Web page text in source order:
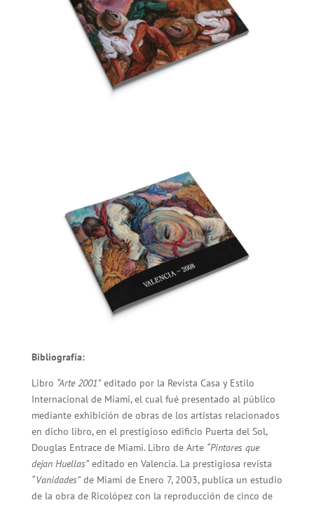
Bibliografía:
Libro “Arte 2001”editado por la Revista Casa y Estilo
Internacional de Miami, el cual fué presentado al público
mediante exhibición de obras de los artistas relacionados
en dicho libro, en el prestigioso edificio Puerta del Sol,
Douglas Entrace de Miami. Libro de Arte “Pintores que
dejan Huellas”editado en Valencia. La prestigiosa revista
“Vanidades”de Miami de Enero 7, 2003, publica un estudio
de la obra de Ricolópez con la reproducción de cinco de